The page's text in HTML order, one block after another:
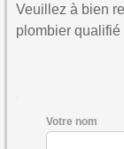
Veuillez à bien
plombier qualifié
Votre nom